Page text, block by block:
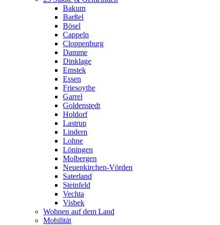
Bakum
Barßel
Bösel
Cappeln
Cloppenburg
Damme
Dinklage
Emstek
Essen
Friesoythe
Garrel
Goldenstedt
Holdorf
Lastrup
Lindern
Lohne
Löningen
Molbergen
Neuenkirchen-Vörden
Saterland
Steinfeld
Vechta
Visbek
Wohnen auf dem Land
Mobilität